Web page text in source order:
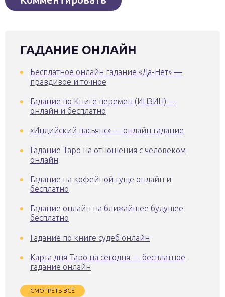
ГАДАНИЕ ОНЛАЙН
Бесплатное онлайн гадание «Да-Нет» —
правдивое и точное
Гадание по Книге перемен (ИЦЗИН) —
онлайн и бесплатно
«Индийский пасьянс» — онлайн гадание
Гадание Таро на отношения с человеком
онлайн
Гадание на кофейной гуще онлайн и
бесплатно
Гадание онлайн на ближайшее будущее
бесплатно
Гадание по книге судеб онлайн
Карта дня Таро на сегодня — бесплатное
гадание онлайн
СМОТРЕТЬ ВСЁ